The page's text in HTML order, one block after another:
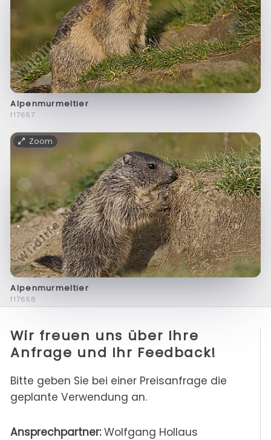
Alpenmurmeltier
f17657
Zoom
Alpenmurmeltier
f17658
Wir freuen uns über Ihre
Anfrage und Ihr Feedback!
Bitte geben Sie bei einer Preisanfrage die
geplante Verwendung an.
Ansprechpartner:Wolfgang Hollaus